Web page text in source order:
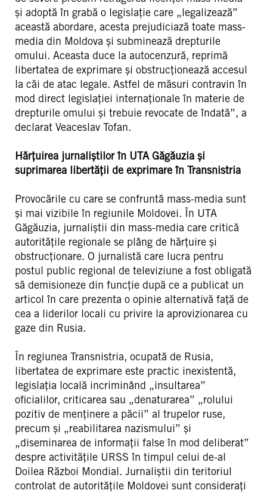
și adoptă în grabă o legislație care „legalizează”
această abordare, acesta prejudiciază toate mass-
media din Moldova și subminează drepturile
omului. Aceasta duce la autocenzură, reprimă
libertatea de exprimare și obstrucționează accesul
la căi de atac legale. Astfel de măsuri contravin în
mod direct legislației internaționale în materie de
drepturile omului și trebuie revocate de îndată”, a
declarat Veaceslav Tofan.
Hărțuirea jurnaliștilor în UTA Găgăuzia și
suprimarea libertății de exprimare în Transnistria
Provocările cu care se confruntă mass-media sunt
și mai vizibile în regiunile Moldovei. În UTA
Găgăuzia, jurnaliștii din mass-media care critică
autoritățile regionale se plâng de hărțuire și
obstrucționare. O jurnalistă care lucra pentru
postul public regional de televiziune a fost obligată
să demisioneze din funcție după ce a publicat un
articol în care prezenta o opinie alternativă față de
cea a liderilor locali cu privire la aprovizionarea cu
gaze din Rusia.
În regiunea Transnistria, ocupată de Rusia,
libertatea de exprimare este practic inexistentă,
legislația locală incriminând „insultarea”
oficialilor, criticarea sau „denaturarea” „rolului
pozitiv de menținere a păcii” al trupelor ruse,
precum și „reabilitarea nazismului” și
„diseminarea de informații false în mod deliberat”
despre activitățile URSS în timpul celui de-al
Doilea Război Mondial. Jurnaliștii din teritoriul
controlat de autoritățile Moldovei sunt considerați